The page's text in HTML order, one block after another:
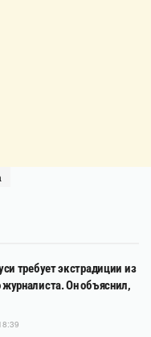
требует экстрадиции из
Он объяснил,